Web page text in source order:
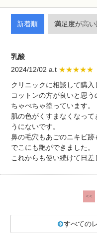
新着順 満足度が高
乳酸
2024/12/02 a.t ★★★★★
クリニックに相談して購入
コットンの方が良いと思
ちゃぺちゃ塗っています。
肌の色がくすまなくなっ
うにないです。
鼻の毛穴もあごのニキビ
でこにも艶ができました。
これからも使い続けて日差
<<
すべての